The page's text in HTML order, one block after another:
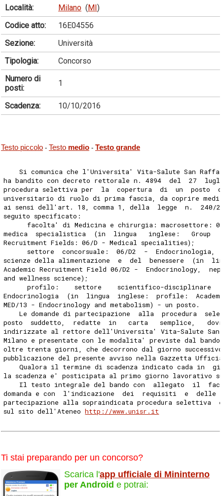
Località:
Milano (MI)
Codice atto:
16E04556
Sezione:
Università
Tipologia:
Concorso
Numero di
posti:
1
Scadenza: 10/10/2016
Testo piccolo - Testo medio - Testo grande
Si comunica che l'Universita' Vita-Salute San
ha bandito con decreto rettorale n. 4894  del  27
procedura selettiva per  la  copertura  di  un  posto
universitario di ruolo di prima fascia, da coprire
ai sensi dell'art. 18, comma 1, della  legge  n.  240/
seguito specificato:
facolta' di Medicina e chirurgia: macrosettore:
medica  specialistica  (in  lingua   inglese:   Group
Recruitment Fields: 06/D - Medical specialities);
settore  concorsuale:  06/D2  -  Endocrinologia,
scienze della alimentazione  e  del  benessere  (in
Academic Recruitment Field 06/D2 -  Endocrinology,
and wellness science);
profilo:    settore    scientifico-disciplinare
Endocrinologia  (in  lingua  inglese:  profile:
MED/13 - Endocrinology and metabolism) - un posto.
Le domande di partecipazione  alla  procedura
posto  suddetto,  redatte  in   carta   semplice,
indirizzate al rettore dell'Universita' Vita-Salute
Milano e presentate con le modalita' previste dal
oltre trenta giorni, che decorrono dal giorno
pubblicazione del presente avviso nella Gazzetta
Qualora il termine di scadenza indicato cada in
la scadenza e' posticipata al primo giorno lavorativo
Il testo integrale del bando con  allegato  il
domanda e con  l'indicazione  dei  requisiti  e
partecipazione alla sopraindicata procedura selettiva
sul sito dell'Ateneo http://www.unisr.it
Ti stai preparando per un concorso?
Scarica l'app ufficiale di Mininterno
per Android e potrai: